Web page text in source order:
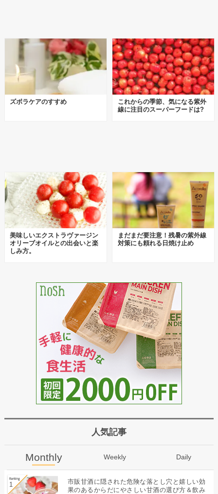
ズボラケアのすすめ
これからの季節、気になる紫外
線に注目のスーパーフードは?
美味しいエクストラヴァージン
オリーブオイルとの出会いと楽
しみ方。
まだまだ要注意！残暑の紫外線
対策にも頼れる日焼け止め
人気記事
Monthly Weekly Daily
市販甘酒に隠された危険な落とし穴と嬉しい効
果のあるからだにやさしい甘酒の選び方＆飲み